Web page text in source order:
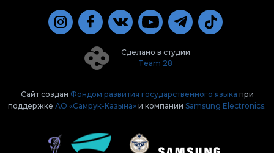
Сделано в студии
Team 28
Сайт создан Фондом развития государственного языка при
поддержке АО «Самрук-Казына» и компании Samsung Electronics.